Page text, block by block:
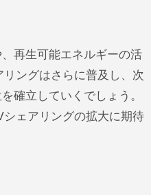
再生可能エネルギーの活
ングはさらに普及し、次
確立していくでしょう。
ェアリングの拡大に期待